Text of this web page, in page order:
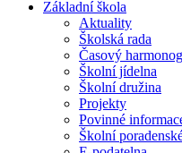
Základní škola
Aktuality
Školská rada
Časový
Školní jídelna
Školní družina
Projekty
Povinné
Školní